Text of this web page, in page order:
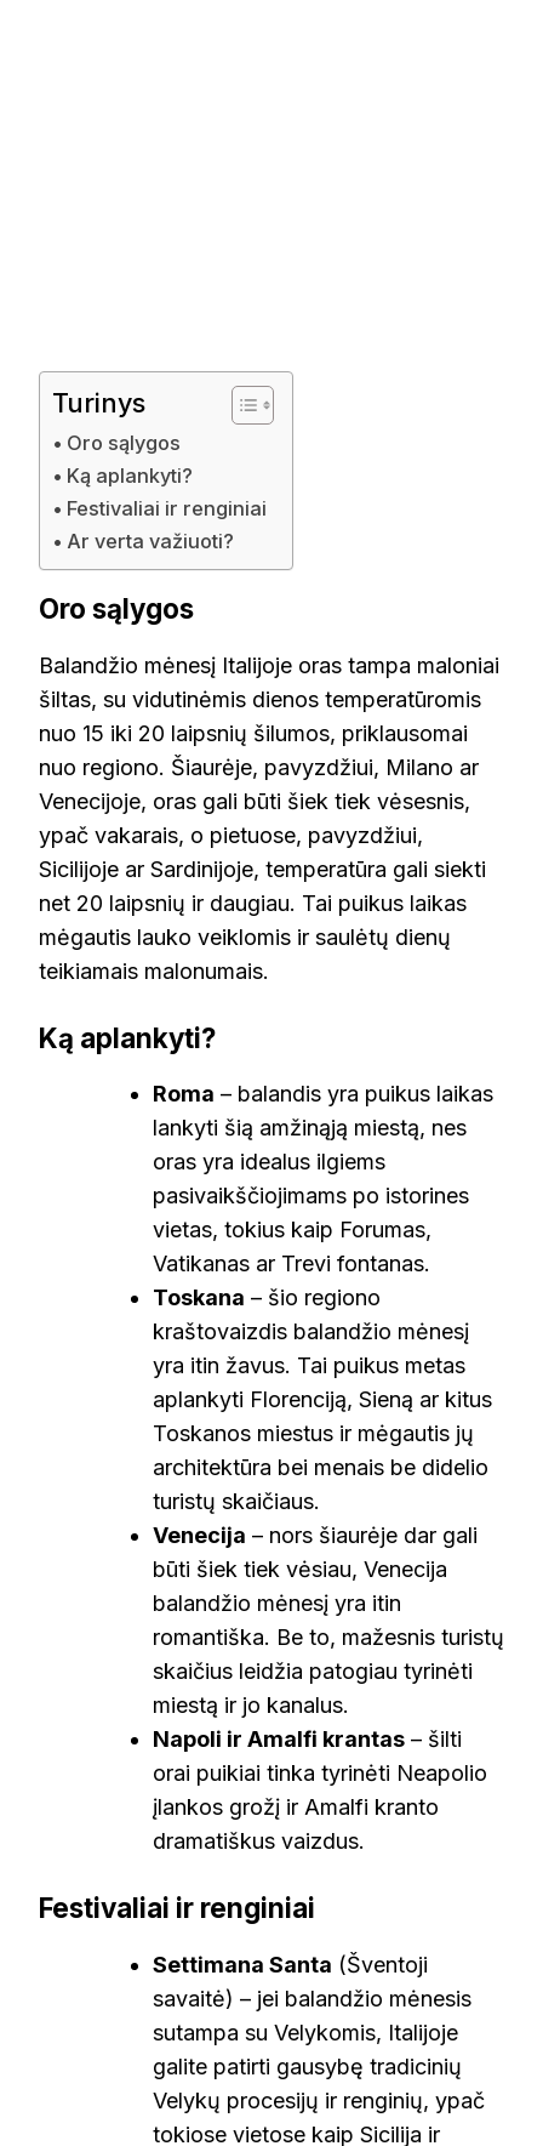
Turinys
Oro sąlygos
Ką aplankyti?
Festivaliai ir renginiai
Ar verta važiuoti?
Oro sąlygos
Balandžio mėnesį Italijoje oras tampa maloniai
šiltas, su vidutinėmis dienos temperatūromis
nuo 15 iki 20 laipsnių šilumos, priklausomai
nuo regiono. Šiaurėje, pavyzdžiui, Milano ar
Venecijoje, oras gali būti šiek tiek vėsesnis,
ypač vakarais, o pietuose, pavyzdžiui,
Sicilijoje ar Sardinijoje, temperatūra gali siekti
net 20 laipsnių ir daugiau. Tai puikus laikas
mėgautis lauko veiklomis ir saulėtų dienų
teikiamais malonumais.
Ką aplankyti?
Roma – balandis yra puikus laikas
lankyti šią amžinąją miestą, nes
oras yra idealus ilgiems
pasivaikščiojimams po istorines
vietas, tokius kaip Forumas,
Vatikanas ar Trevi fontanas.
Toskana – šio regiono
kraštovaizdis balandžio mėnesį
yra itin žavus. Tai puikus metas
aplankyti Florenciją, Sieną ar kitus
Toskanos miestus ir mėgautis jų
architektūra bei menais be didelio
turistų skaičiaus.
Venecija – nors šiaurėje dar gali
būti šiek tiek vėsiau, Venecija
balandžio mėnesį yra itin
romantiška. Be to, mažesnis turistų
skaičius leidžia patogiau tyrinėti
miestą ir jo kanalus.
Napoli ir Amalfi krantas – šilti
orai puikiai tinka tyrinėti Neapolio
įlankos grožį ir Amalfi kranto
dramatiškus vaizdus.
Festivaliai ir renginiai
Settimana Santa (Šventoji
savaitė) – jei balandžio mėnesis
sutampa su Velykomis, Italijoje
galite patirti gausybę tradicinių
Velykų procesijų ir renginių, ypač
tokiose vietose kaip Sicilija ir